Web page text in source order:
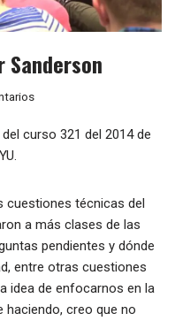
curso 321 del 2014de
.
cuestiones técnicas del
a más clases de las
pendientes y dónde
entre otras cuestiones
idea de enfocarnos en la
haciendo, creo que no